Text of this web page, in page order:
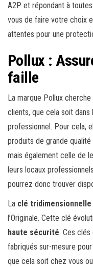
A2P et répondant à
vous de faire votre choix
attentes pour une
Pollux :
faille
La marque Pollux
clients, que cela soit
professionnel. Pour cela,
produits de grande
mais également celle de
leurs locaux
pourrez donc trouver
La clé tridimensionnelle
l’Originale. Cette clé
haute sécurité. Ces
fabriqués sur-mesure
que cela soit chez vous